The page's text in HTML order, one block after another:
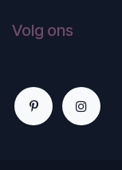
Volg ons